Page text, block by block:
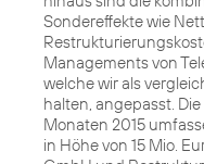
Sondereffekte wie
Managements von
welche wir als
halten, angepasst.
Monaten 2015
in Höhe von 15 Mio.